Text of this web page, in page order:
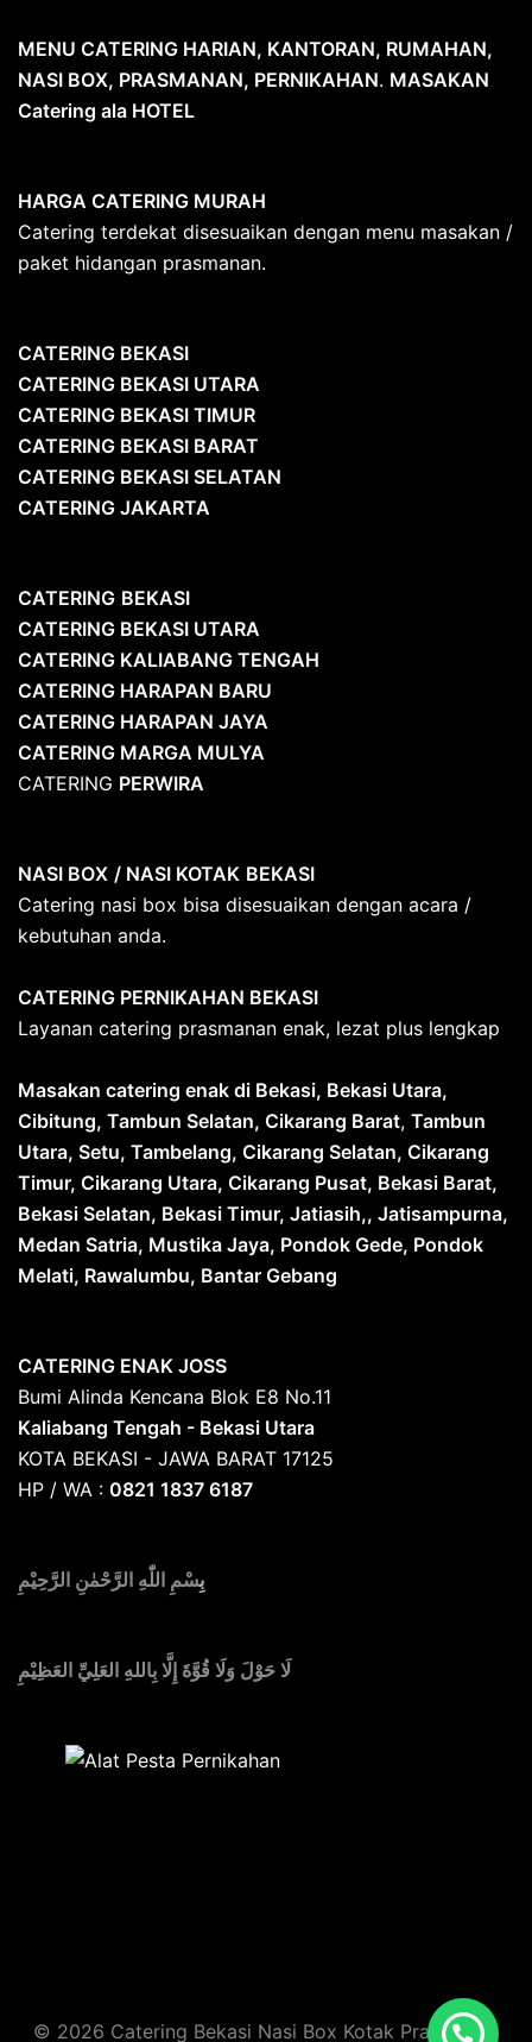
MENU CATERING HARIAN, KANTORAN, RUMAHAN,
NASI BOX, PRASMANAN, PERNIKAHAN. MASAKAN
Catering ala HOTEL
HARGA CATERING MURAH
Catering terdekat disesuaikan dengan menu masakan /
paket hidangan prasmanan.
CATERING BEKASI
CATERING BEKASI UTARA
CATERING BEKASI TIMUR
CATERING BEKASI BARAT
CATERING BEKASI SELATAN
CATERING JAKARTA
CATERING BEKASI
CATERING BEKASI UTARA
CATERING KALIABANG TENGAH
CATERING HARAPAN BARU
CATERING HARAPAN JAYA
CATERING MARGA MULYA
CATERING PERWIRA
NASI BOX / NASI KOTAK BEKASI
Catering nasi box bisa disesuaikan dengan acara /
kebutuhan anda.
CATERING PERNIKAHAN BEKASI
Layanan catering prasmanan enak, lezat plus lengkap
Masakan catering enak di Bekasi, Bekasi Utara,
Cibitung, Tambun Selatan, Cikarang Barat, Tambun
Utara, Setu, Tambelang, Cikarang Selatan, Cikarang
Timur, Cikarang Utara, Cikarang Pusat, Bekasi Barat,
Bekasi Selatan, Bekasi Timur, Jatiasih,, Jatisampurna,
Medan Satria, Mustika Jaya, Pondok Gede, Pondok
Melati, Rawalumbu, Bantar Gebang
CATERING ENAK JOSS
Bumi Alinda Kencana Blok E8 No.11
Kaliabang Tengah - Bekasi Utara
KOTA BEKASI - JAWA BARAT 17125
HP / WA : 0821 1837 6187
بِسْمِ اللّٰهِ الرَّحْمٰنِ الرَّحِيْمِ
لَا حَوْلَ وَلَا قُوَّةَ إِلَّا بِاللهِ العَلِيِّ العَظِيْمِ
© 2026 Catering Bekasi Nasi Box Kotak Prasmanan